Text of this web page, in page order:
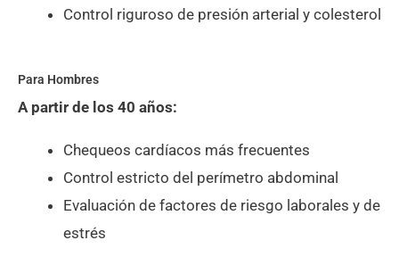
Control riguroso de presión arterial y colesterol
Para Hombres
A partir de los 40 años:
Chequeos cardíacos más frecuentes
Control estricto del perímetro abdominal
Evaluación de factores de riesgo laborales y de
estrés